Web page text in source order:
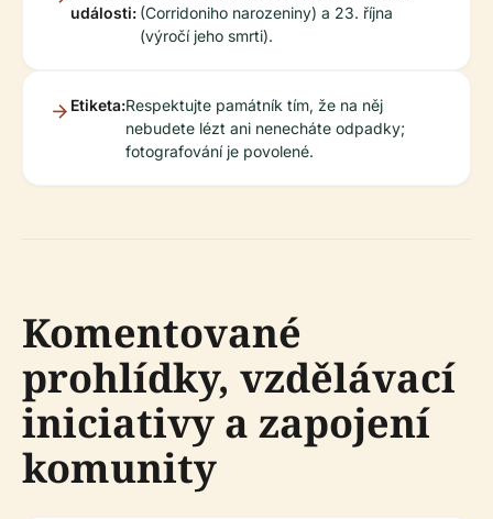
události: (Corridoniho narozeniny) a 23. října
(výročí jeho smrti).
Etiketa:Respektujte památník tím, že na něj
nebudete lézt ani nenecháte odpadky;
fotografování je povolené.
Komentované
prohlídky, vzdělávací
iniciativy a zapojení
komunity